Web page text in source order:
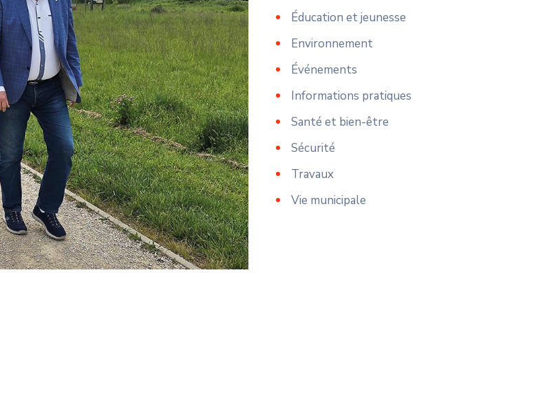
Éducation et jeunesse
Environnement
Événements
Informations pratiques
Santé et bien-être
Sécurité
Travaux
Vie municipale